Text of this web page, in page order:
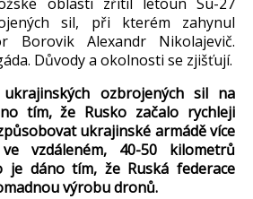
sil, při kterém zahynul
BorovikAlexandr Nikolajevič.
Důvody a okolnosti se zjišťují.
ých ozbrojených sil na
tím,že Rusko začalo rychleji
ůsobovat ukrajinské armádě více
vzdáleném, 40-50 kilometrů
je dáno tím, že Ruská federace
výrobu dronů.